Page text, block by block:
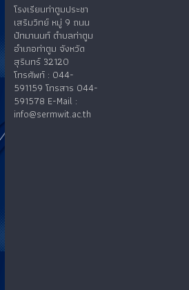
โรงเรียนท่าตูมประชา
เสริมวิทย์ หมู่ 9 ถนน
ปัทมานนท์ ตำบลท่าตูม
อำเภอท่าตูม จังหวัด
สุรินทร์ 32120
โทรศัพท์ : 044-
591159 โทรสาร 044-
591578 E-Mail :
info@sermwit.ac.th